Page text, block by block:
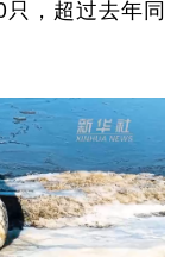
한국어
，超过去年同